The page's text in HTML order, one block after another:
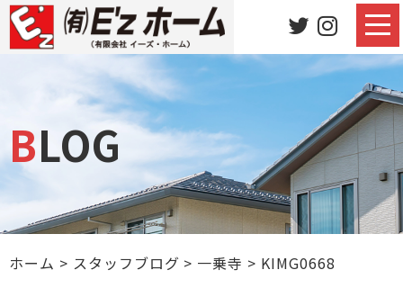
BLOG
ホーム > スタッフブログ > 一乗寺 > KIMG0668